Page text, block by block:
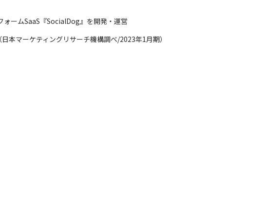
ームSaaS『SocialDog』を開発・運営
マーケティングリサーチ機構調べ/2023年1月期）